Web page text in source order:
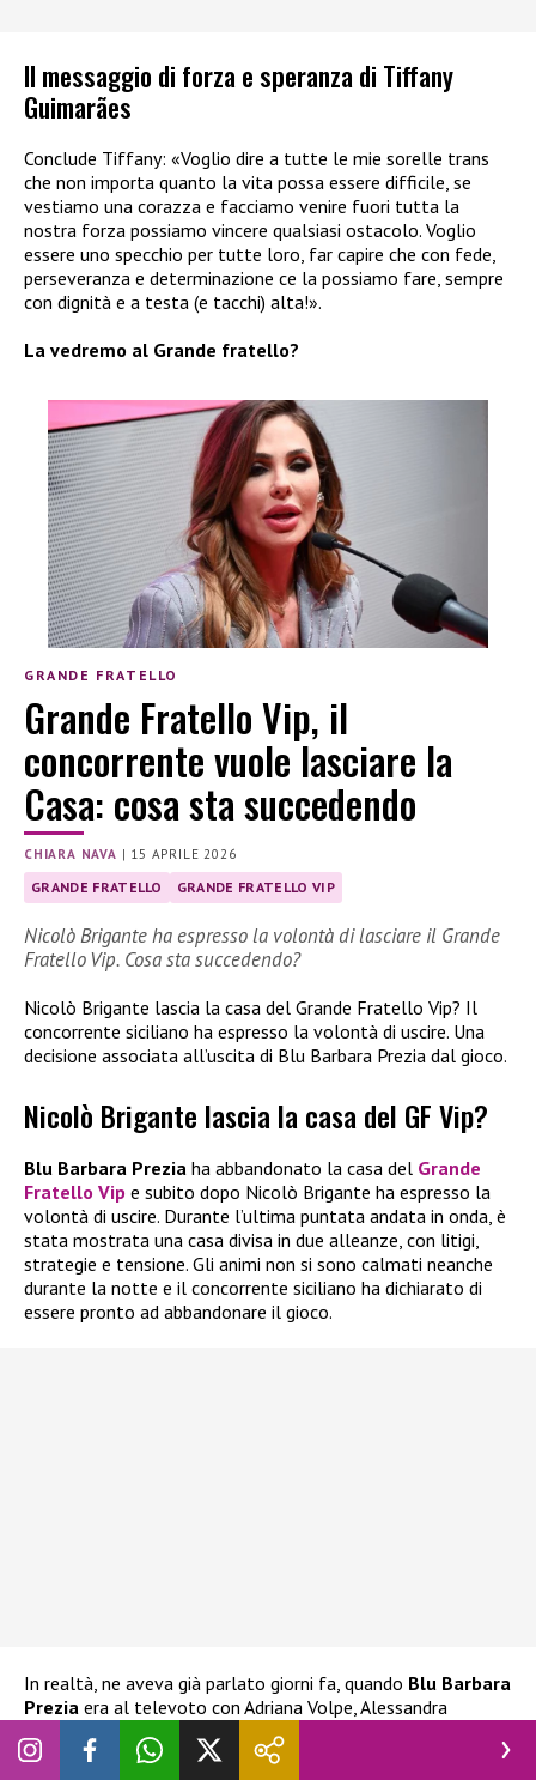
Il messaggio di forza e speranza di Tiffany
Guimarães
Conclude Tiffany: «Voglio dire a tutte le mie sorelle trans
che non importa quanto la vita possa essere difficile, se
vestiamo una corazza e facciamo venire fuori tutta la
nostra forza possiamo vincere qualsiasi ostacolo. Voglio
essere uno specchio per tutte loro, far capire che con fede,
perseveranza e determinazione ce la possiamo fare, sempre
con dignità e a testa (e tacchi) alta!».
La vedremo al Grande fratello?
GRANDE FRATELLO
Grande Fratello Vip, il
concorrente vuole lasciare la
Casa: cosa sta succedendo
CHIARA NAVA | 15 APRILE 2026
GRANDE FRATELLO GRANDE FRATELLO VIP
Nicolò Brigante ha espresso la volontà di lasciare il Grande
Fratello Vip. Cosa sta succedendo?
Nicolò Brigante lascia la casa del Grande Fratello Vip? Il
concorrente siciliano ha espresso la volontà di uscire. Una
decisione associata all’uscita di Blu Barbara Prezia dal gioco.
Nicolò Brigante lascia la casa del GF Vip?
Blu Barbara Prezia ha abbandonato la casa del Grande
Fratello Vip e subito dopo Nicolò Brigante ha espresso la
volontà di uscire. Durante l’ultima puntata andata in onda, è
stata mostrata una casa divisa in due alleanze, con litigi,
strategie e tensione. Gli animi non si sono calmati neanche
durante la notte e il concorrente siciliano ha dichiarato di
essere pronto ad abbandonare il gioco.
In realtà, ne aveva già parlato giorni fa, quando Blu Barbara
Prezia era al televoto con Adriana Volpe, Alessandra
Mussolini e Lucia Ilarido. L’ex tronista aveva già espresso
l’intenzione di ritirarsinel caso Blu fosse stata eliminata.